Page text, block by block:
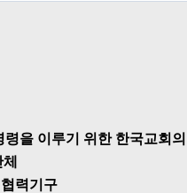
을 이루기 위한 한국교회
력기구